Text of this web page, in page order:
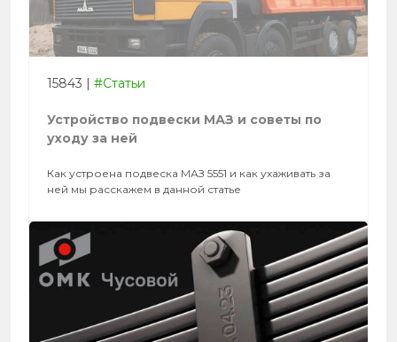
15843 | #Статьи
Устройство подвески МАЗ и советы по
уходу за ней
Как устроена подвеска МАЗ 5551 и как ухаживать за
ней мы расскажем в данной статье